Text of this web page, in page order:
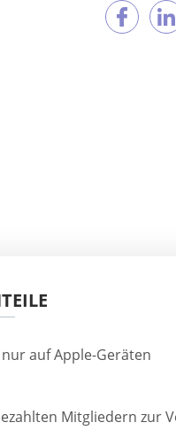
auf Apple-Geräten
Mitgliedern zur